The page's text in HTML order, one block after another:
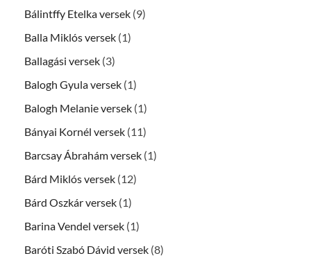
Bálintffy Etelka versek (9)
Balla Miklós versek (1)
Ballagási versek (3)
Balogh Gyula versek (1)
Balogh Melanie versek (1)
Bányai Kornél versek (11)
Barcsay Ábrahám versek (1)
Bárd Miklós versek (12)
Bárd Oszkár versek (1)
Barina Vendel versek (1)
Baróti Szabó Dávid versek (8)